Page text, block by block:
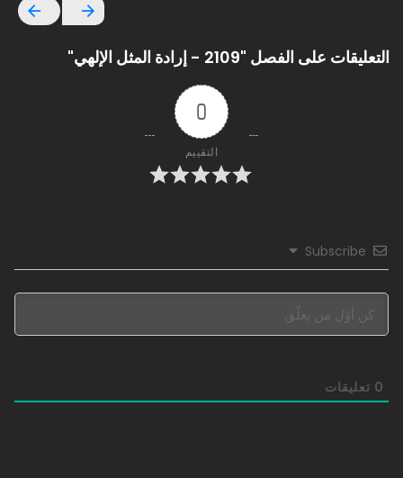
التعليقات على الفصل "2109 - إرادة المثل الإلهي"
0
التقييم
Subscribe
0 تعليقات